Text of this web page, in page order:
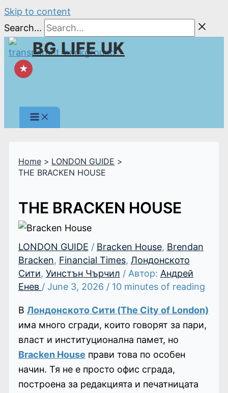
Skip to content
Search...
BG LIFE UK
★
Home
LONDON GUIDE
THE BRACKEN HOUSE
THE BRACKEN HOUSE
LONDON GUIDE / Bracken House, Brendan
Bracken, Financial Times, Лондонското
Сити, Уинстън Чърчил / Автор: Андрей
Енев / June 3, 2026 / 10 minutes of reading
В Лондонското Сити (The City of London)
има много сгради, които говорят за пари,
власт и институционална памет, но
Bracken House прави това по особен
начин. Тя не е просто офис сграда,
построена за редакцията и печатницата